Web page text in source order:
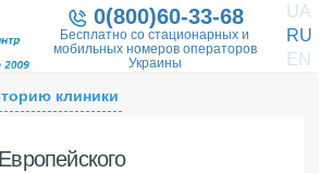
0(800)60-33-68
Бесплатно со стационарных и
мобильных номеров операторов
Украины
UA
RU
EN
клиники